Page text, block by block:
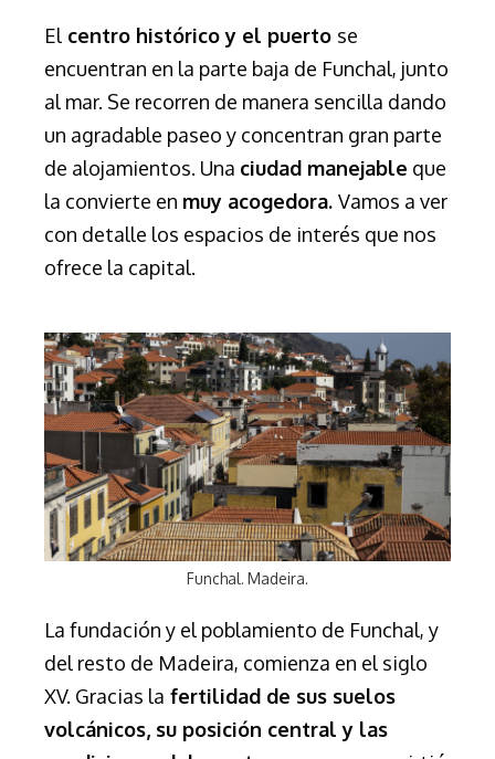
El centro histórico y el puerto se
encuentran en la parte baja de Funchal, junto
al mar. Se recorren de manera sencilla dando
un agradable paseo y concentran gran parte
de alojamientos. Una ciudad manejable que
la convierte en muy acogedora. Vamos a ver
con detalle los espacios de interés que nos
ofrece la capital.
Funchal. Madeira.
La fundación y el poblamiento de Funchal, y
del resto de Madeira, comienza en el siglo
XV. Gracias la fertilidad de sus suelos
volcánicos, su posición central y las